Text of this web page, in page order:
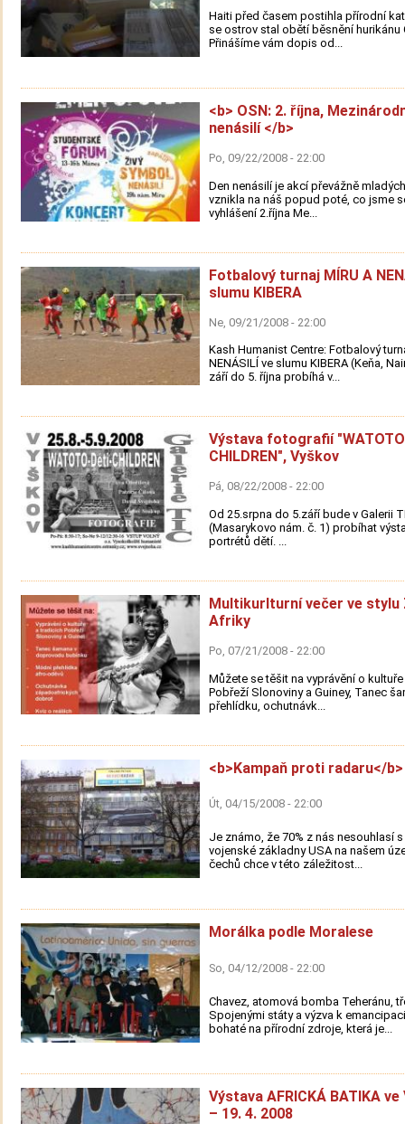
Haiti před časem postihla přírodní
se ostrov stal obětí běsnění hurikánu
Přinášíme vám dopis od...
<b> OSN: 2. října,
nenásilí </b>
Po, 09/22/2008 - 22:00
Den nenásilí je akcí převážně
vznikla na náš popud poté, co jsme
vyhlášení 2.října Me...
Fotbalový turnaj MÍRU A
slumu KIBERA
Ne, 09/21/2008 - 22:00
Kash Humanist Centre: Fotbalový
NENÁSILÍ ve slumu KIBERA (Keňa,
září do 5. října probíhá v...
Výstava fotografií
CHILDREN", Vyškov
Pá, 08/22/2008 - 22:00
Od 25.srpna do 5.září bude v Galerii
(Masarykovo nám. č. 1) probíhat
portrétů dětí. ...
Multikurlturní večer ve stylu
Afriky
Po, 07/21/2008 - 22:00
Můžete se těšit na vyprávění o
Pobřeží Slonoviny a Guiney, Tanec
přehlídku, ochutnávk...
<b>Kampaň proti radaru</b>
Út, 04/15/2008 - 22:00
Je známo, že 70% z nás nesouhlasí
vojenské základny USA na našem
čechů chce v této záležitost...
Morálka podle Moralese
So, 04/12/2008 - 22:00
Chavez, atomová bomba Teheránu,
Spojenými státy a výzva k
bohaté na přírodní zdroje, která je...
Výstava AFRICKÁ BATIKA
– 19. 4. 2008